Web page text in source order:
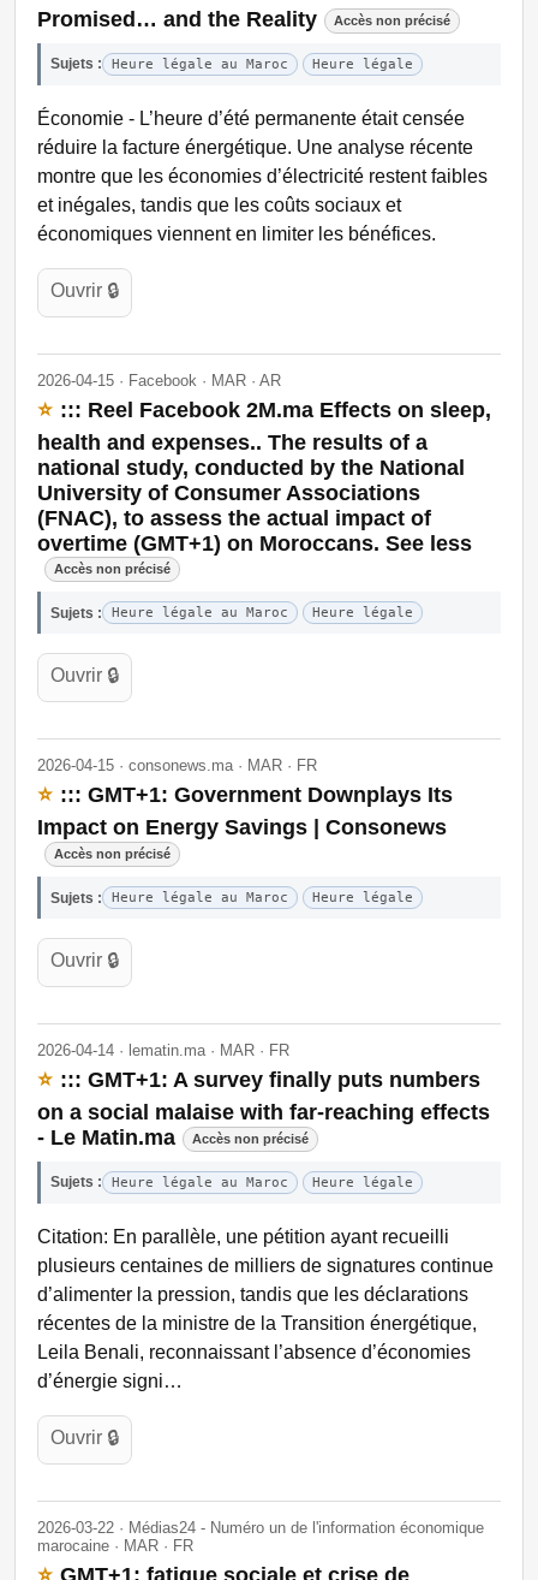
Promised… and the Reality
Accès non précisé
Sujets : Heure légale au Maroc Heure légale
Économie - L’heure d’été permanente était censée
réduire la facture énergétique. Une analyse récente
montre que les économies d’électricité restent faibles
et inégales, tandis que les coûts sociaux et
économiques viennent en limiter les bénéfices.
Ouvrir 🔒
2026-04-15 · Facebook · MAR · AR
⭐ ::: Reel Facebook 2M.ma Effects on sleep,
health and expenses.. The results of a
national study, conducted by the National
University of Consumer Associations
(FNAC), to assess the actual impact of
overtime (GMT+1) on Moroccans. See less
Accès non précisé
Sujets : Heure légale au Maroc Heure légale
Ouvrir 🔒
2026-04-15 · consonews.ma · MAR · FR
⭐ ::: GMT+1: Government Downplays Its
Impact on Energy Savings | Consonews
Accès non précisé
Sujets : Heure légale au Maroc Heure légale
Ouvrir 🔒
2026-04-14 · lematin.ma · MAR · FR
⭐ ::: GMT+1: A survey finally puts numbers
on a social malaise with far-reaching effects
- Le Matin.ma
Accès non précisé
Sujets : Heure légale au Maroc Heure légale
Citation: En parallèle, une pétition ayant recueilli
plusieurs centaines de milliers de signatures continue
d’alimenter la pression, tandis que les déclarations
récentes de la ministre de la Transition énergétique,
Leila Benali, reconnaissant l’absence d’économies
d’énergie signi…
Ouvrir 🔒
2026-03-22 · Médias24 - Numéro un de l'information économique
marocaine · MAR · FR
⭐ GMT+1: fatigue sociale et crise de